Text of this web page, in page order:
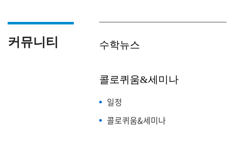
커뮤니티 수학뉴스
콜로퀴움&세미나
일정
콜로퀴움&세미나